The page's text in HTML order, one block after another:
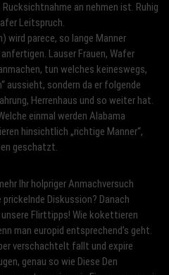
an nehmen ist. Ruhig
Leitspruch.
wird parece, so lange Manner
Lauser Frauen, Wafer
tun welches keineswegs,
aussieht, sondern da er folgende
Herrenhaus und so weiter hat.
einmal werden Alabama
hinsichtlich „richtige Manner“,
geschatzt.
Ihr holpriger Anmachversuch
Diskussion? Danach
Flirttipps! Wie kokettieren
man europid entsprechend’s geht.
verschachtelt fallt und expire
genau so wie Diese Den